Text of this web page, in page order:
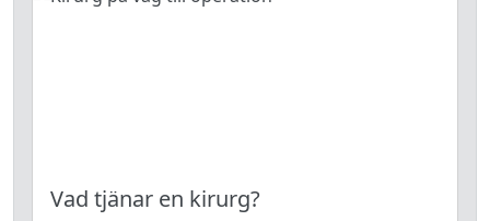
Vad tjänar en kirurg?